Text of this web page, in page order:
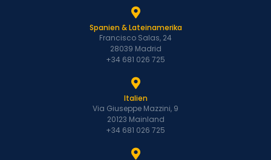
Spanien & Lateinamerika
Francisco Salas, 24
28039 Madrid
+34 681 026 725
Italien
Via Giuseppe Mazzini, 9
20123 Mainland
+34 681 026 725